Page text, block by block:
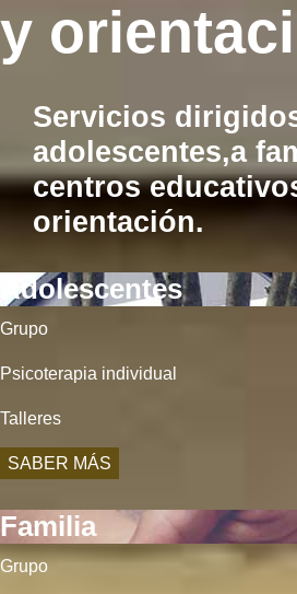
y
Servicios
adolescentes,a
centros
orientación.
Adolescentes
Grupo
Psicoterapia individual
Talleres
SABER MÁS
Familia
Grupo